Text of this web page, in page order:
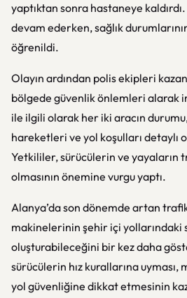
yaptıktan sonra hastaneye
devam ederken, sağlık
öğrenildi.
Olayın ardından polis ekipleri
bölgede güvenlik önlemleri alarak
ile ilgili olarak her iki aracın
hareketleri ve yol koşulları
Yetkililer, sürücülerin ve yayaların
olmasının önemine vurgu yaptı.
Alanya’da son dönemde artan
makinelerinin şehir içi yollarındaki
oluşturabileceğini bir kez daha
sürücülerin hız kurallarına uyması,
yol güvenliğine dikkat etmesinin